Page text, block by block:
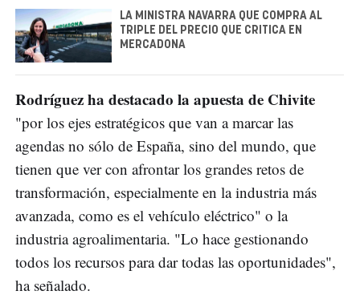
LA MINISTRA NAVARRA QUE COMPRA AL
TRIPLE DEL PRECIO QUE CRITICA EN
MERCADONA
Rodríguez ha destacado la apuesta de Chivite
"por los ejes estratégicos que van a marcar las
agendas no sólo de España, sino del mundo, que
tienen que ver con afrontar los grandes retos de
transformación, especialmente en la industria más
avanzada, como es el vehículo eléctrico" o la
industria agroalimentaria. "Lo hace gestionando
todos los recursos para dar todas las oportunidades",
ha señalado.